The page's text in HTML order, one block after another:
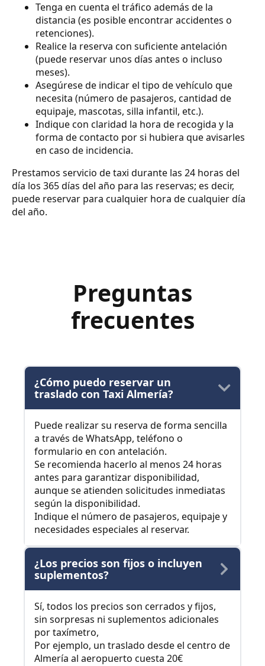
Tenga en cuenta el tráfico además de la
distancia (es posible encontrar accidentes o
retenciones).
Realice la reserva con suficiente antelación
(puede reservar unos días antes o incluso
meses).
Asegúrese de indicar el tipo de vehículo que
necesita (número de pasajeros, cantidad de
equipaje, mascotas, silla infantil, etc.).
Indique con claridad la hora de recogida y la
forma de contacto por si hubiera que avisarles
en caso de incidencia.
Prestamos servicio de taxi durante las 24 horas del
día los 365 días del año para las reservas; es decir,
puede reservar para cualquier hora de cualquier día
del año.
Preguntas
frecuentes
¿Cómo puedo reservar un
traslado con Taxi Almería?
Puede realizar su reserva de forma sencilla
a través de WhatsApp, teléfono o
formulario en con antelación.
Se recomienda hacerlo al menos 24 horas
antes para garantizar disponibilidad,
aunque se atienden solicitudes inmediatas
según la disponibilidad.
Indique el número de pasajeros, equipaje y
necesidades especiales al reservar.
¿Los precios son fijos o incluyen
suplementos?
Sí, todos los precios son cerrados y fijos,
sin sorpresas ni suplementos adicionales
por taxímetro,
Por ejemplo, un traslado desde el centro de
Almería al aeropuerto cuesta 20€